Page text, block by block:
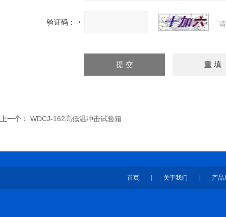
验证码：
上一个： WDCJ-162高低温冲击试验箱
首页 关于我们 产品